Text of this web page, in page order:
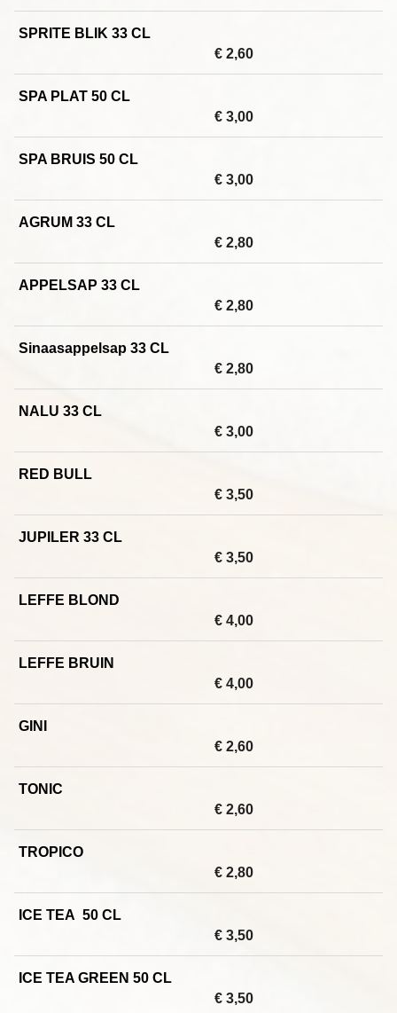
SPRITE BLIK 33 CL
€ 2,60
SPA PLAT 50 CL
€ 3,00
SPA BRUIS 50 CL
€ 3,00
AGRUM 33 CL
€ 2,80
APPELSAP 33 CL
€ 2,80
Sinaasappelsap 33 CL
€ 2,80
NALU 33 CL
€ 3,00
RED BULL
€ 3,50
JUPILER 33 CL
€ 3,50
LEFFE BLOND
€ 4,00
LEFFE BRUIN
€ 4,00
GINI
€ 2,60
TONIC
€ 2,60
TROPICO
€ 2,80
ICE TEA 50 CL
€ 3,50
ICE TEA GREEN 50 CL
€ 3,50